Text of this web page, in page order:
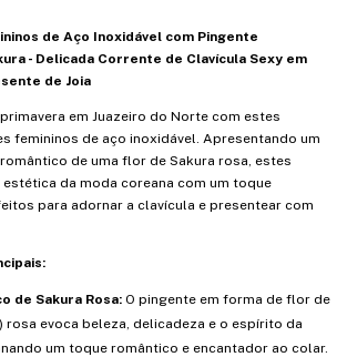
de Aço Inoxidável com Pingente
- Delicada Corrente de Clavícula Sexy em
de Joia
em Juazeiro do Norte com estes
femininos de aço inoxidável. Apresentando um
de uma flor de Sakura rosa, estes
da moda coreana com um toque
para adornar a clavícula e presentear com
de Sakura Rosa: O pingente em forma de flor de
rosa evoca beleza, delicadeza e o espírito da
um toque romântico e encantador ao colar.